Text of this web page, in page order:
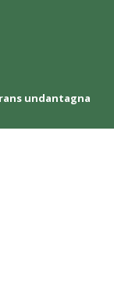
undantagna